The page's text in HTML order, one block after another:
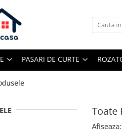
PASARI DE CURTE
Toate
Afiseaza: